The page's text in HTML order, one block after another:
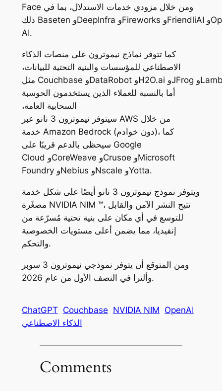
Face ومن خلال مزودي خدمات الاستدلال، بما في
ذلك Baseten وDeepInfra وFireworks وFriendliAI وOpenRouter وTogether
AI.
كما تتوفر نماذج نيموترون على منصات الذكاء
الاصطناعي للمؤسسات والبنية التحتية للبيانات،
مثل Couchbase وDataRobot وH2O.ai وJFrog وLambda وUiPath.
أما بالنسبة للعملاء الذين يستخدمون الحوسبة
السحابية العامة،
سيتوفر نيموترون 3 نانو عبر AWS من خلال
خدمة Amazon Bedrock (دون خوادم)، كما
سيحظى بالدعم قريبًا على Google
Cloud وCoreWeave وCrusoe وMicrosoft
Foundry وNebius وNscale وYotta.
ويتوفر نموذج نيموترون 3 نانو أيضًا على شكل خدمة
مصغّرة NVIDIA NIM ™، تتيح النشر الآمن والقابل
للتوسع في أي مكان على بنية تحتية مُسرّعة من
إنفيديا، مما يضمن أعلى مستويات الخصوصية
والتحكم.
ومن المتوقع أن يتوفر نموذجي نيموترون 3 سوبر
وألترا في النصف الأول من عام 2026.
ChatGPT Couchbase NVIDIA NIM OpenAI
الذكاء الاصطناعي
Comments